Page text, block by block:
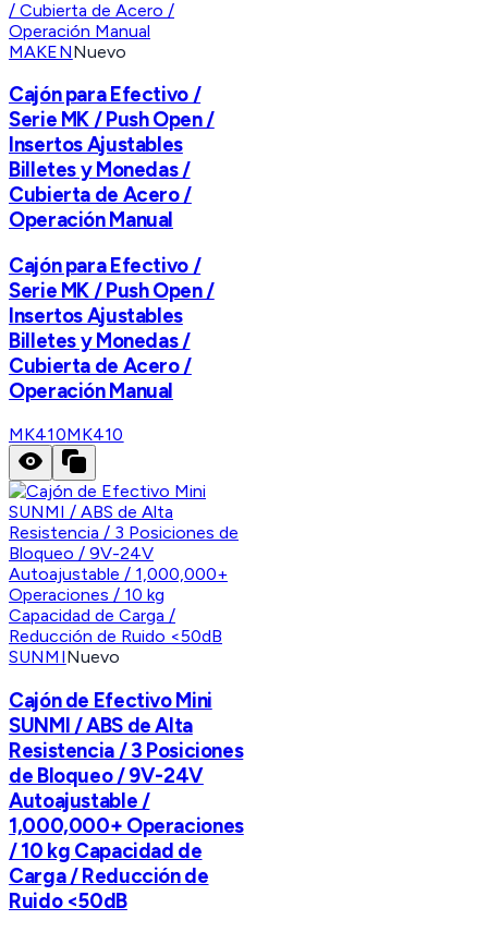
MAKENNuevo
Cajón para Efectivo /
Serie MK / Push Open /
Insertos Ajustables
Billetes y Monedas /
Cubierta de Acero /
Operación Manual
Cajón para Efectivo /
Serie MK / Push Open /
Insertos Ajustables
Billetes y Monedas /
Cubierta de Acero /
Operación Manual
MK410MK410
SUNMINuevo
Cajón de Efectivo Mini
SUNMI / ABS de Alta
Resistencia / 3 Posiciones
de Bloqueo / 9V-24V
Autoajustable /
1,000,000+ Operaciones
/ 10 kg Capacidad de
Carga / Reducción de
Ruido <50dB